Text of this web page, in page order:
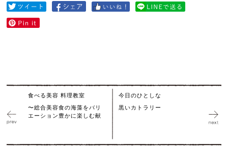
食べる美容 料理教室
〜総合美容食の海藻をバリ
エーション豊かに楽しむ献
今日のひとしな
黒いカトラリー